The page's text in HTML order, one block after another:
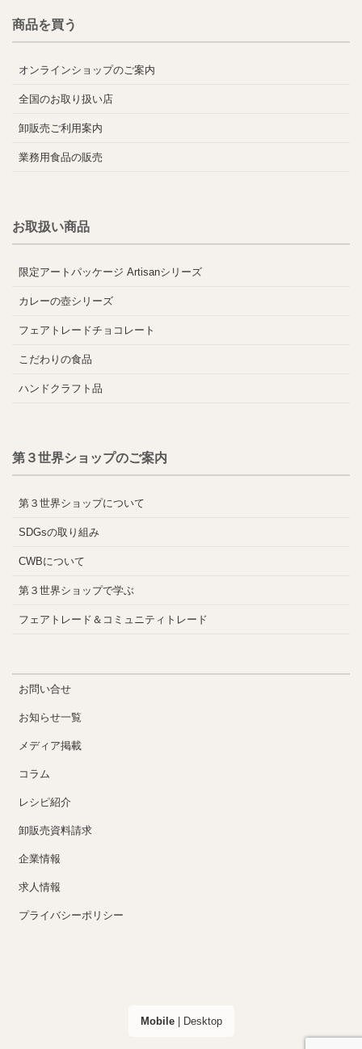
商品を買う
オンラインショップのご案内
全国のお取り扱い店
卸販売ご利用案内
業務用食品の販売
お取扱い商品
限定アートパッケージ Artisanシリーズ
カレーの壺シリーズ
フェアトレードチョコレート
こだわりの食品
ハンドクラフト品
第３世界ショップのご案内
第３世界ショップについて
SDGsの取り組み
CWBについて
第３世界ショップで学ぶ
フェアトレード＆コミュニティトレード
お問い合せ
お知らせ一覧
メディア掲載
コラム
レシピ紹介
卸販売資料請求
企業情報
求人情報
プライバシーポリシー
Mobile| Desktop